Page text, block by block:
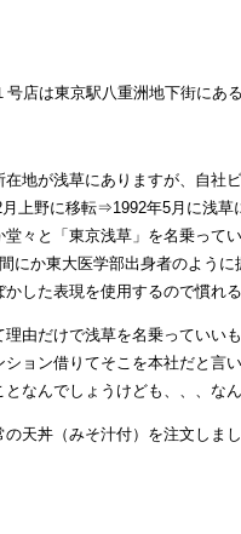
店は東京駅八重洲地下街にあ
地が浅草にありますが、自社
上野に移転⇒1992年5月に浅草
々と「東京浅草」を名乗ってい
にか東大医学部出身者のよう
した表現を使用するので慣れる
由だけで浅草を名乗っていい
ョン借りてそこを本社だと言
なんでしょうけども、、、な
天丼（みそ汁付）を注文しま